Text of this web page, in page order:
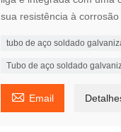
sua resistência à corrosão
tubo de aço soldado
Tubo de aço soldado
 Email